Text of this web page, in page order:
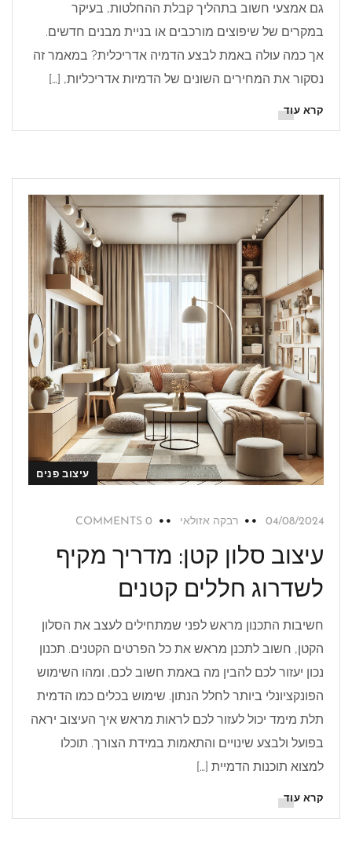
גם אמצעי חשוב בתהליך קבלת ההחלטות, בעיקר
במקרים של שיפוצים מורכבים או בניית מבנים חדשים.
אך כמה עולה באמת לבצע הדמיה אדריכלית? במאמר זה
נסקור את המחירים השונים של הדמיות אדריכליות, […]
קרא עוד
עיצוב פנים
04/08/2024 רבקה אזולאי 0 COMMENTS
עיצוב סלון קטן: מדריך מקיף
לשדרוג חללים קטנים
חשיבות התכנון מראש לפני שמתחילים לעצב את הסלון
הקטן, חשוב לתכנן מראש את כל הפרטים הקטנים. תכנון
נכון יעזור לכם להבין מה באמת חשוב לכם, ומהו השימוש
הפונקציונלי ביותר לחלל הנתון. שימוש בכלים כמו הדמית
תלת מימד יכול לעזור לכם לראות מראש איך העיצוב יראה
בפועל ולבצע שינויים והתאמות במידת הצורך. תוכלו
למצוא תוכנות הדמיית […]
קרא עוד